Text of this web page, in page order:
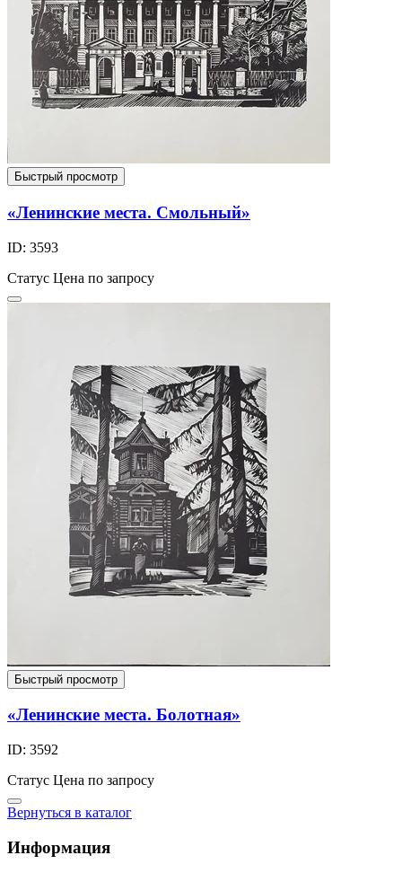
Быстрый просмотр
«Ленинские места. Смольный»
ID: 3593
Статус Цена по запросу
Быстрый просмотр
«Ленинские места. Болотная»
ID: 3592
Статус Цена по запросу
Вернуться в каталог
Информация